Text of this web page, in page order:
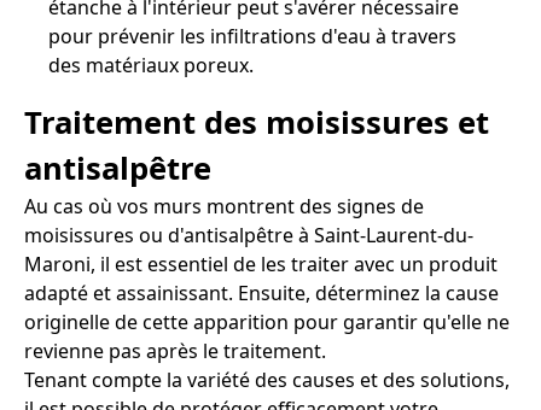
étanche à l'intérieur peut s'avérer nécessaire
pour prévenir les infiltrations d'eau à travers
des matériaux poreux.
Traitement des moisissures et
antisalpêtre
Au cas où vos murs montrent des signes de
moisissures ou d'antisalpêtre à Saint-Laurent-du-
Maroni, il est essentiel de les traiter avec un produit
adapté et assainissant. Ensuite, déterminez la cause
originelle de cette apparition pour garantir qu'elle ne
revienne pas après le traitement.
Tenant compte la variété des causes et des solutions,